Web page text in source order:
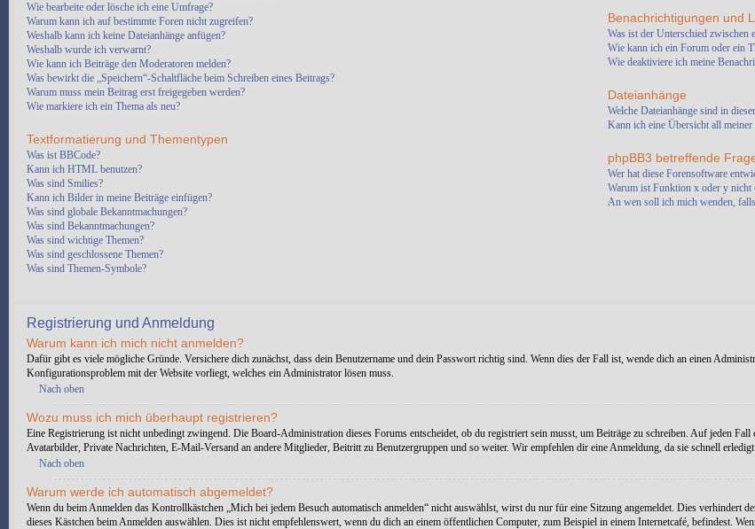
Wie bearbeite oder lösche ich eine Umfrage?
Warum kann ich auf bestimmte Foren nicht zugreifen?
Weshalb kann ich keine Dateianhänge anfügen?
Weshalb wurde ich verwarnt?
Wie kann ich Beiträge den Moderatoren melden?
Was bewirkt die „Speichern“-Schaltfläche beim Schreiben eines Beitrags?
Warum muss mein Beitrag erst freigegeben werden?
Wie markiere ich ein Thema als neu?
Textformatierung und Thementypen
Was ist BBCode?
Kann ich HTML benutzen?
Was sind Smilies?
Kann ich Bilder in meine Beiträge einfügen?
Was sind globale Bekanntmachungen?
Was sind Bekanntmachungen?
Was sind wichtige Themen?
Was sind geschlossene Themen?
Was sind Themen-Symbole?
Benachrichtigungen und
Was ist der Unterschied zwischen
Wie kann ich ein Forum oder ein
Wie deaktiviere ich meine
Dateianhänge
Welche Dateianhänge sind in
Kann ich eine Übersicht all meiner
phpBB3 betreffende
Wer hat diese Forensoftware
Warum ist Funktion x oder y nicht
An wen soll ich mich wenden,
Registrierung und Anmeldung
Warum kann ich mich nicht anmelden?
Dafür gibt es viele mögliche Gründe. Versichere dich zunächst, dass dein Benutzername und dein Passwort richtig sind. Wenn dies der Fall ist, wende dich an einen
Konfigurationsproblem mit der Website vorliegt, welches ein Administrator lösen muss.
Nach oben
Wozu muss ich mich überhaupt registrieren?
Eine Registrierung ist nicht unbedingt zwingend. Die Board-Administration dieses Forums entscheidet, ob du registriert sein musst, um Beiträge zu schreiben. Auf jeden
Avatarbilder, Private Nachrichten, E-Mail-Versand an andere Mitglieder, Beitritt zu Benutzergruppen und so weiter. Wir empfehlen dir eine Anmeldung, da sie schnell
Nach oben
Warum werde ich automatisch abgemeldet?
Wenn du beim Anmelden das Kontrollkästchen „Mich bei jedem Besuch automatisch anmelden“ nicht auswählst, wirst du nur für eine Sitzung angemeldet. Dies verhindert
dieses Kästchen beim Anmelden auswählen. Dies ist nicht empfehlenswert, wenn du dich an einem öffentlichen Computer, zum Beispiel in einem Internetcafé, befindest.